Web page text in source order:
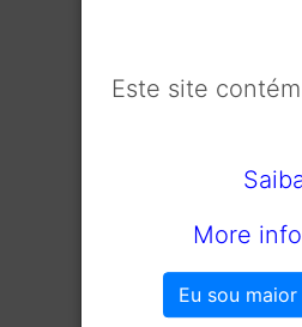
Este site
More
Eu sou